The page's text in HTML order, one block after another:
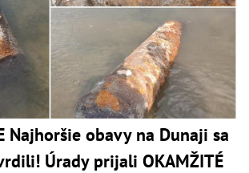
Najhoršie obavy na Dunaji sa
Úrady prijali OKAMŽITÉ